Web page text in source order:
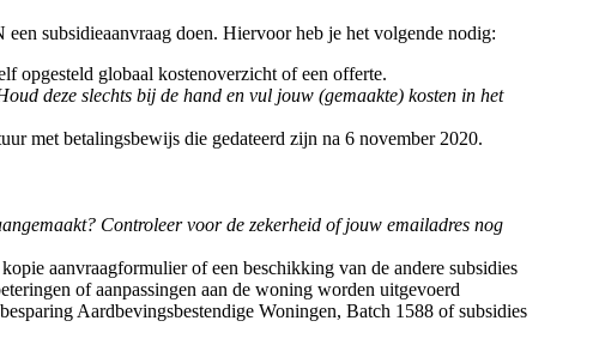
subsidieaanvraag doen. Hiervoor heb je het volgende nodig:
opgesteld globaal kostenoverzicht of een offerte.
deze slechts bij de hand en vul jouw (gemaakte) kosten in het
met betalingsbewijs die gedateerd zijn na 6 november 2020.
Controleer voor de zekerheid of jouw emailadres nog
aanvraagformulier of een beschikking van de andere subsidies
of aanpassingen aan de woning worden uitgevoerd
Aardbevingsbestendige Woningen, Batch 1588 of subsidies